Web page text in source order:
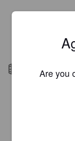
Barrel aged
Are you